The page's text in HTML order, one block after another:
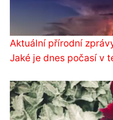
Aktuální přírodní
Jaké je dnes počasí v